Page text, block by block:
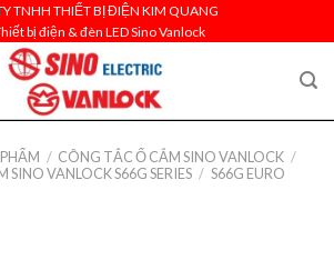
TNHH THIẾT BỊ ĐIỆN KIM QUANG
bị điện & đèn LED Sino Vanlock
/ CÔNG TẮC Ổ CẮM SINO VANLOCK /
SINO VANLOCK S66G SERIES / S66G EURO